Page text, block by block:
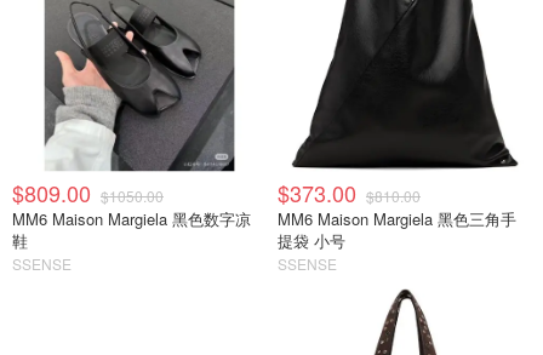
$809.00 $1050.00
MM6 Maison Margiela 黑色数字凉
鞋
SSENSE
$373.00 $810.00
MM6 Maison Margiela 黑色三角手
提袋 小号
SSENSE